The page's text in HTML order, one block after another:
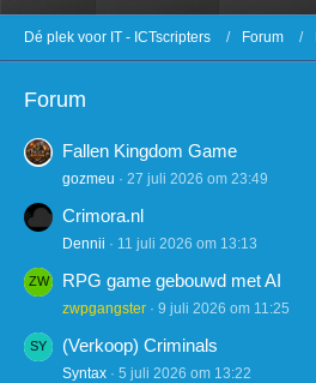
Dé plek voor IT - ICTscripters Forum
Forum
Fallen Kingdom Game
gozmeu 27 juli 2026 om 23:49
Crimora.nl
Dennii 11 juli 2026 om 13:13
RPG game gebouwd met AI
zwpgangster 9 juli 2026 om 11:25
(Verkoop) Criminals
Syntax 5 juli 2026 om 13:22